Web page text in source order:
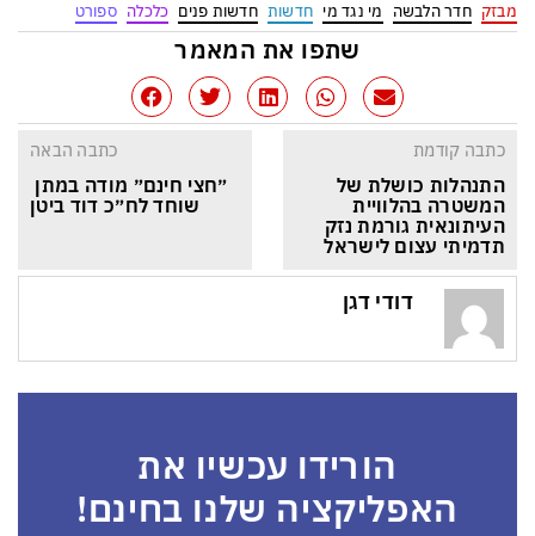
מבזק חדר הלבשה מי נגד מי חדשות חדשות פנים כלכלה ספורט
שתפו את המאמר
כתבה קודמת
התנהלות כושלת של
המשטרה בהלוויית
העיתונאית גורמת נזק
תדמיתי עצום לישראל
כתבה הבאה
״חצי חינם״ מודה במתן
שוחד לח״כ דוד ביטן
דודי דגן
הורידו עכשיו את
האפליקציה שלנו בחינם!